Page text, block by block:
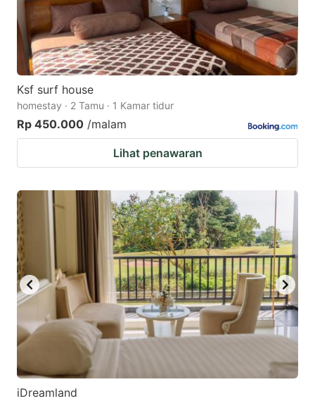
Ksf surf house
homestay · 2 Tamu · 1 Kamar tidur
Rp 450.000 /malam
Lihat penawaran
iDreamland